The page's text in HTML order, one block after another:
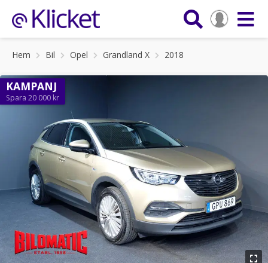
Hem Bil Opel Grandland X 2018
KAMPANJ
Spara 20 000 kr